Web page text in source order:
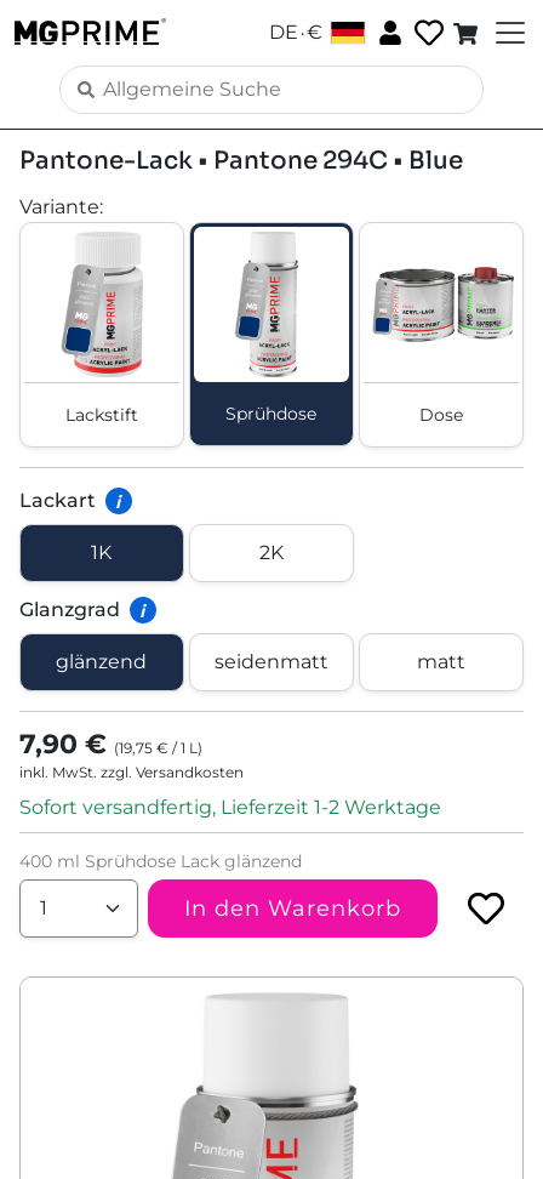
DE .€
Pantone-Lack • Pantone 294C • Blue
Variante:
Lackstift Sprühdose Dose
Lackart i
1K 2K
Glanzgrad i
glänzend seidenmatt matt
7,90 € (19,75 € /1 L )
inkl. MwSt. zzgl. Versandkosten
Sofort versandfertig, Lieferzeit 1-2 Werktage
400 ml Sprühdose Lack glänzend
In den Warenkorb